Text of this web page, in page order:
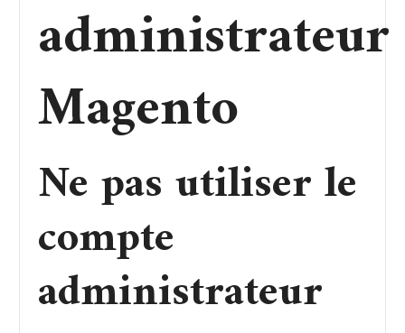
administrateur
Magento
Ne pas utiliser le
compte
administrateur